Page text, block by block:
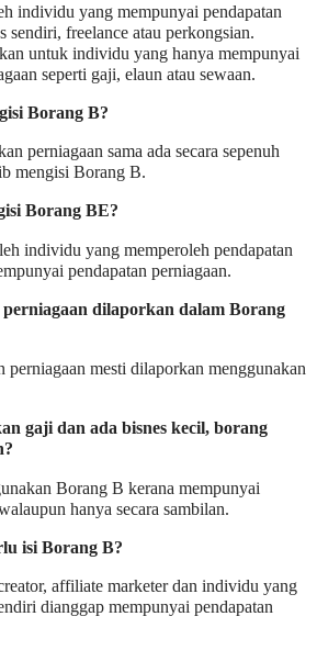
individu yang mempunyai pendapatan
sendiri, freelance atau perkongsian.
untuk individu yang hanya mempunyai
seperti gaji, elaun atau sewaan.
Borang B?
perniagaan sama ada secara sepenuh
mengisi Borang B.
Borang BE?
individu yang memperoleh pendapatan
pendapatan perniagaan.
dilaporkan dalam Borang
perniagaan mesti dilaporkan menggunakan
gaji dan ada bisnes kecil, borang
Borang B kerana mempunyai
hanya secara sambilan.
isi Borang B?
affiliate marketer dan individu yang
dianggap mempunyai pendapatan